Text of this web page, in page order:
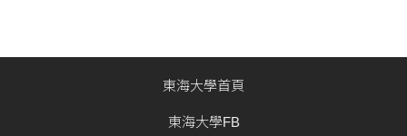
東海大學首頁
東海大學FB